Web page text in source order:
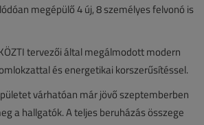
megépülő 4 új, 8 személyes felvonó is
tervezői által megálmodott modern
és energetikai korszerűsítéssel.
várhatóan már jövő szeptemberben
a hallgatók. A teljes beruházás összege